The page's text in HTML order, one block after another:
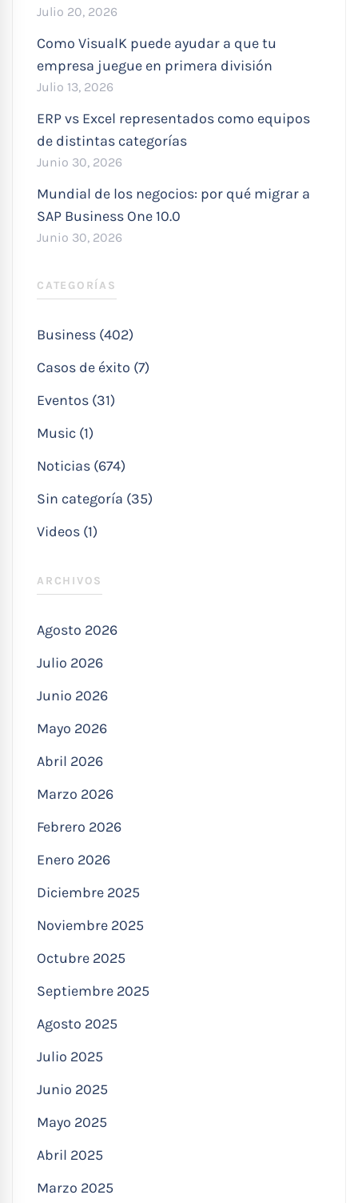
Julio 20, 2026
Como VisualK puede ayudar a que tu
empresa juegue en primera división
Julio 13, 2026
ERP vs Excel representados como equipos
de distintas categorías
Junio 30, 2026
Mundial de los negocios: por qué migrar a
SAP Business One 10.0
Junio 30, 2026
CATEGORÍAS
Business (402)
Casos de éxito (7)
Eventos (31)
Music (1)
Noticias (674)
Sin categoría (35)
Videos (1)
ARCHIVOS
Agosto 2026
Julio 2026
Junio 2026
Mayo 2026
Abril 2026
Marzo 2026
Febrero 2026
Enero 2026
Diciembre 2025
Noviembre 2025
Octubre 2025
Septiembre 2025
Agosto 2025
Julio 2025
Junio 2025
Mayo 2025
Abril 2025
Marzo 2025